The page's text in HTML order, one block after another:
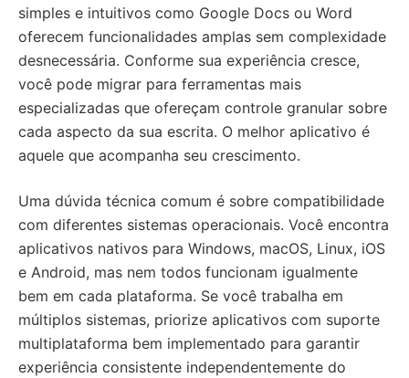
simples e intuitivos como Google Docs ou Word
oferecem funcionalidades amplas sem complexidade
desnecessária. Conforme sua experiência cresce,
você pode migrar para ferramentas mais
especializadas que ofereçam controle granular sobre
cada aspecto da sua escrita. O melhor aplicativo é
aquele que acompanha seu crescimento.
Uma dúvida técnica comum é sobre compatibilidade
com diferentes sistemas operacionais. Você encontra
aplicativos nativos para Windows, macOS, Linux, iOS
e Android, mas nem todos funcionam igualmente
bem em cada plataforma. Se você trabalha em
múltiplos sistemas, priorize aplicativos com suporte
multiplataforma bem implementado para garantir
experiência consistente independentemente do